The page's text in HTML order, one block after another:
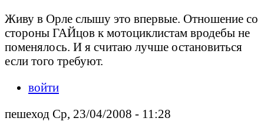
Живу в Орле слышу это впервые. Отношение со
стороны ГАЙцов к мотоциклистам вродебы не
поменялось. И я считаю лучше остановиться
если того требуют.
войти
пешеход Ср, 23/04/2008 - 11:28